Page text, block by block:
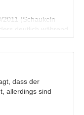
2011 (Schaukeln
deutlich während
möglich) mit
beim Fahren zu
kommt bzw.
möglich ist, liegt
dass der
allerdings sind